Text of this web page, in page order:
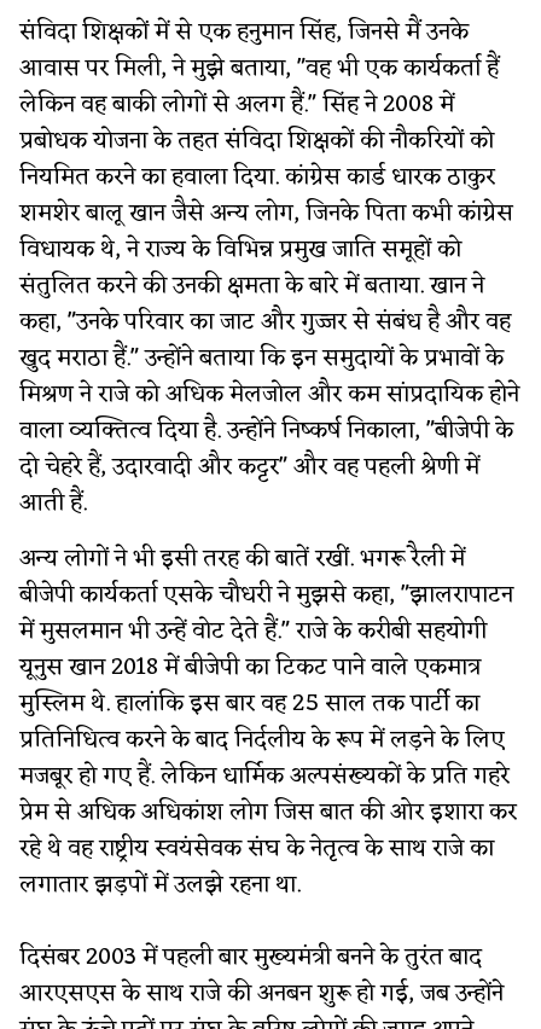
संविदा शिक्षकों में से एक हनुमान सिंह, जिनसे मैं उनके
आवास पर मिली, ने मुझे बताया, "वह भी एक कार्यकर्ता हैं
लेकिन वह बाकी लोगों से अलग हैं." सिंह ने 2008 में
प्रबोधक योजना के तहत संविदा शिक्षकों की नौकरियों को
नियमित करने का हवाला दिया. कांग्रेस कार्ड धारक ठाकुर
शमशेर बालू खान जैसे अन्य लोग, जिनके पिता कभी कांग्रेस
विधायक थे, ने राज्य के विभिन्न प्रमुख जाति समूहों को
संतुलित करने की उनकी क्षमता के बारे में बताया. खान ने
कहा, "उनके परिवार का जाट और गुज्जर से संबंध है और वह
खुद मराठा हैं." उन्होंने बताया कि इन समुदायों के प्रभावों के
मिश्रण ने राजे को अधिक मेलजोल और कम सांप्रदायिक होने
वाला व्यक्तित्व दिया है. उन्होंने निष्कर्ष निकाला, "बीजेपी के
दो चेहरे हैं, उदारवादी और कट्टर" और वह पहली श्रेणी में
आती हैं.
अन्य लोगों ने भी इसी तरह की बातें रखीं. भगरू रैली में
बीजेपी कार्यकर्ता एसके चौधरी ने मुझसे कहा, "झालरापाटन
में मुसलमान भी उन्हें वोट देते हैं." राजे के करीबी सहयोगी
यूनुस खान 2018 में बीजेपी का टिकट पाने वाले एकमात्र
मुस्लिम थे. हालांकि इस बार वह 25 साल तक पार्टी का
प्रतिनिधित्व करने के बाद निर्दलीय के रूप में लड़ने के लिए
मजबूर हो गए हैं. लेकिन धार्मिक अल्पसंख्यकों के प्रति गहरे
प्रेम से अधिक अधिकांश लोग जिस बात की ओर इशारा कर
रहे थे वह राष्ट्रीय स्वयंसेवक संघ के नेतृत्व के साथ राजे का
लगातार झड़पों में उलझे रहना था.
दिसंबर 2003 में पहली बार मुख्यमंत्री बनने के तुरंत बाद
आरएसएस के साथ राजे की अनबन शुरू हो गई, जब उन्होंने